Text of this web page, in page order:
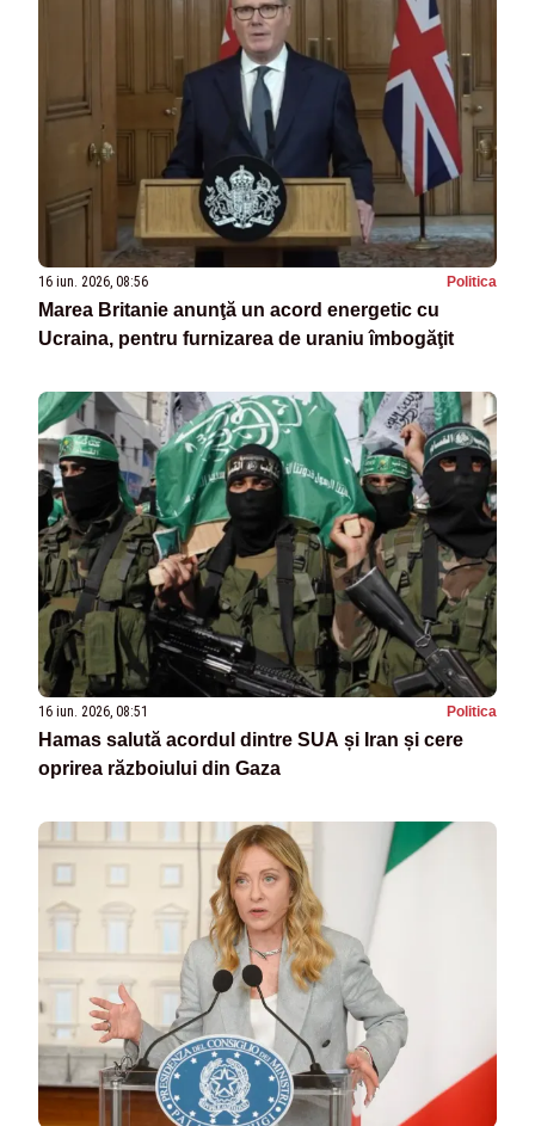
16 iun. 2026, 08:56 Politica
Marea Britanie anunţă un acord energetic cu
Ucraina, pentru furnizarea de uraniu îmbogăţit
16 iun. 2026, 08:51 Politica
Hamas salută acordul dintre SUA și Iran și cere
oprirea războiului din Gaza